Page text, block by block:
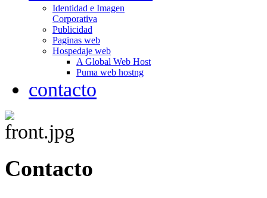
Identidad e Imagen
Corporativa
Publicidad
Paginas web
Hospedaje web
A Global Web Host
Puma web hostng
contacto
Contacto